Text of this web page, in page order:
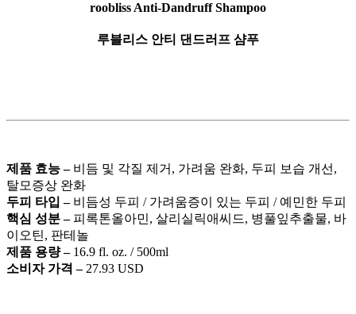
roobliss Anti-Dandruff Shampoo
루블리스 안티 댄드러프 샴푸
제품 효능 – 비듬 및 각질 제거, 가려움 완화, 두피 보습 개선,
탈모증상 완화
두피 타입 – 비듬성 두피 / 가려움증이 있는 두피 / 예민한 두피
핵심 성분 – 피록톤올아민, 살리실릭애씨드, 병풀잎추출물, 바
이오틴, 판테놀
제품 용량 – 16.9 fl. oz. / 500ml
소비자 가격 – 27.93 USD